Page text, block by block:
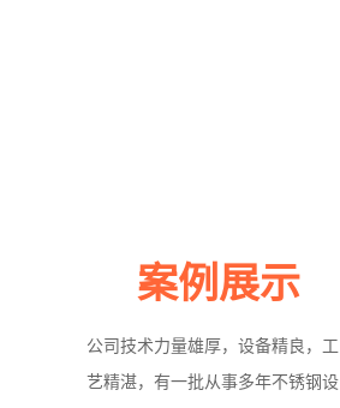
案例展示
公司技术力量雄厚，设备精良，工
艺精湛，有一批从事多年不锈钢设